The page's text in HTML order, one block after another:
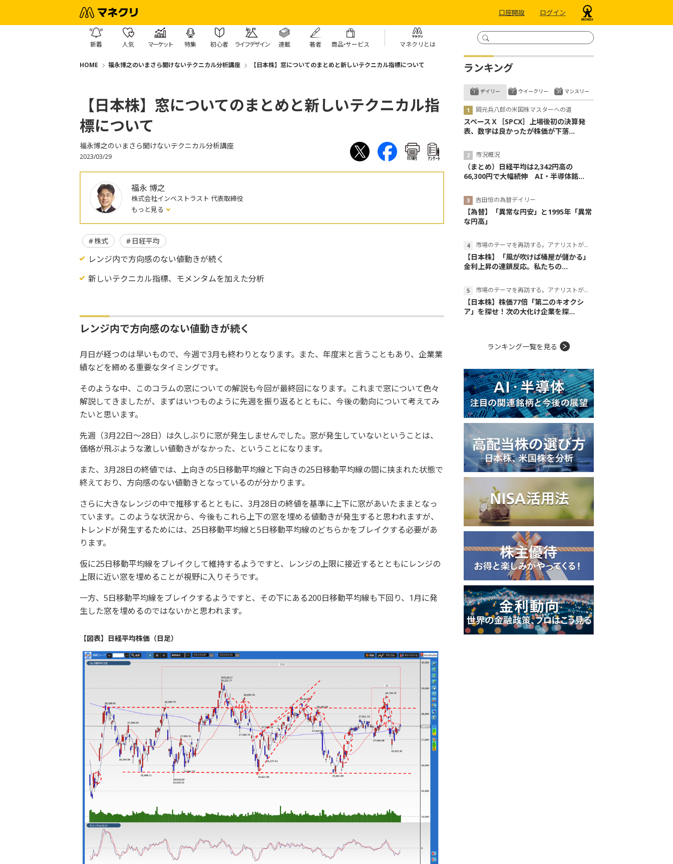
口座開設 ログイン
新着 人気 マーケット 特集 初心者 ライフデザイン 連載 著者 商品・サービス マネクリとは
HOME 福永博之のいまさら聞けないテクニカル分析講座 【日本株】窓についてのまとめと新しいテクニカル指標について
【日本株】窓についてのまとめと新しいテクニカル指
標について
福永博之のいまさら聞けないテクニカル分析講座
2023/03/29 印刷 ｱﾝｹｰﾄ
福永 博之
株式会社インベストラスト 代表取締役
もっと見る
株式 日経平均
レンジ内で方向感のない値動きが続く
新しいテクニカル指標、モメンタムを加えた分析
レンジ内で方向感のない値動きが続く
月日が経つのは早いもので、今週で3月も終わりとなります。また、年度末と言うこともあり、企業業
績などを締める重要なタイミングです。
そのような中、このコラムの窓についての解説も今回が最終回になります。これまで窓について色々
解説してきましたが、まずはいつものように先週を振り返るとともに、今後の動向について考えてみ
たいと思います。
先週（3月22日～28日）は久しぶりに窓が発生しませんでした。窓が発生していないということは、
価格が飛ぶような激しい値動きがなかった、ということになります。
また、3月28日の終値では、上向きの5日移動平均線と下向きの25日移動平均線の間に挟まれた状態で
終えており、方向感のない値動きとなっているのが分かります。
さらに大きなレンジの中で推移するとともに、3月28日の終値を基準に上下に窓があいたままとなっ
ています。このような状況から、今後もこれら上下の窓を埋める値動きが発生すると思われますが、
トレンドが発生するためには、25日移動平均線と5日移動平均線のどちらかをブレイクする必要があ
ります。
仮に25日移動平均線をブレイクして維持するようですと、レンジの上限に接近するとともにレンジの
上限に近い窓を埋めることが視野に入りそうです。
一方、5日移動平均線をブレイクするようですと、その下にある200日移動平均線も下回り、1月に発
生した窓を埋めるのではないかと思われます。
【図表】日経平均株価（日足）
ランキング
デイリー
岡元兵八郎の米国株マスターへの道
スペースＸ［SPCX］上場後初の決算発
表、数字は良かったが株価が下落...
市況概況
（まとめ）日経平均は2,342円高の
66,300円で大幅続伸 AI・半導体銘...
吉田恒の為替デイリー
【為替】「異常な円安」と1995年「異常
な円高」
市場のテーマを再訪する。アナリストが読み解くテーマの本質
【日本株】「風が吹けば桶屋が儲かる」
金利上昇の連鎖反応。私たちの...
市場のテーマを再訪する。アナリストが読み解くテーマの本質
【日本株】株価77倍「第二のキオクシ
ア」を探せ！次の大化け企業を探...
ウイークリー マンスリー
ランキング一覧を見る